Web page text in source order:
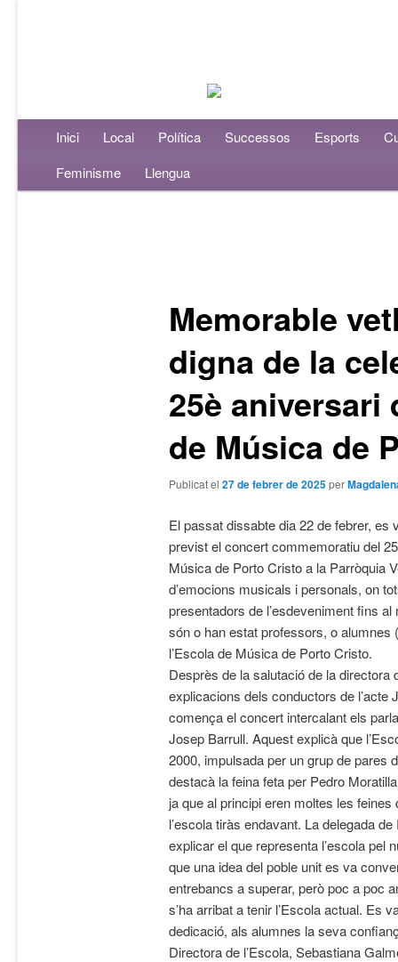
Menú principalAneu al contingut principal
Aneu al contingut secundari
Inici Local Política Successos Esports
Feminisme
Llengua
Memorable
digna de la
25è aniversari
de Música de
Publicat el 27 de febrer de 2025per
El passat dissabte dia 22 de febrer,
previst el concert commemoratiu del
Música de Porto Cristo a la Parròquia
d’emocions musicals i personals, on
presentadors de l’esdeveniment fins
són o han estat professors, o alumnes
l’Escola de Música de Porto Cristo.
Desprès de la salutació de la directora
explicacions dels conductors de l’acte
comença el concert intercalant els
Josep Barrull. Aquest explicà que
2000, impulsada per un grup de pares
destacà la feina feta per Pedro
ja que al principi eren moltes les feines
l’escola tiràs endavant. La delegada
explicar el que representa l’escola pel
que una idea del poble unit es va
entrebancs a superar, però poc a poc
s’ha arribat a tenir l’Escola actual. Es
dedicació, als alumnes la seva
Directora de l’Escola, Sebastiana